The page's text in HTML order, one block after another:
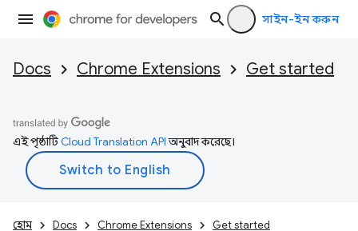
সাইন-ইন করুন
Docs Chrome Extensions Get started
এই পৃষ্ঠাটিCloud Translation APIঅনুবাদ করেছে।
হোম Docs Chrome Extensions Get started